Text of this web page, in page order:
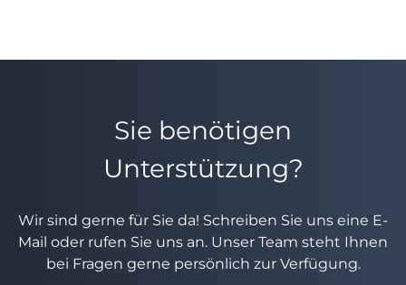
Sie benötigen
Unterstützung?
Wir sind gerne für Sie da! Schreiben Sie uns eine E-
Mail oder rufen Sie uns an. Unser Team steht Ihnen
bei Fragen gerne persönlich zur Verfügung.